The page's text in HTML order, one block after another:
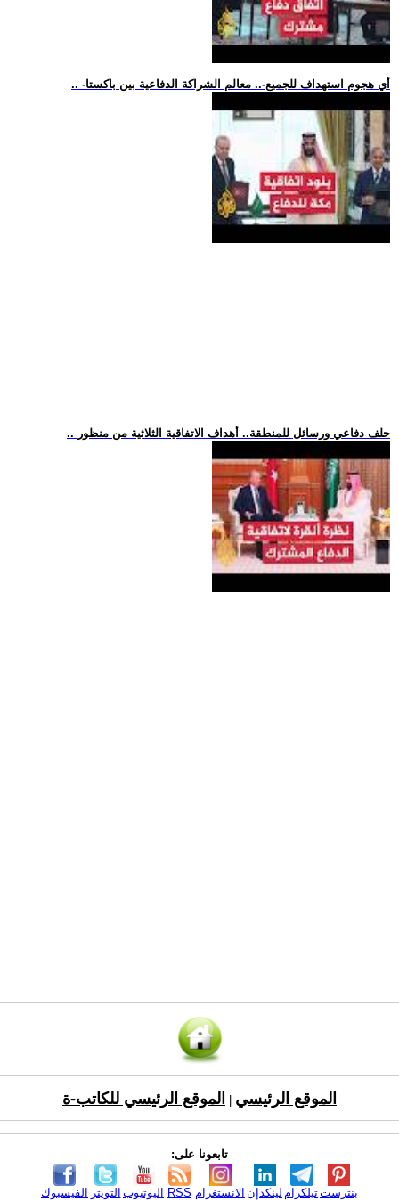
.. -أي هجوم استهداف للجميع-.. معالم الشراكة الدفاعية بين باكستا
.. حلف دفاعي ورسائل للمنطقة.. أهداف الاتفاقية الثلاثية من منظور
الموقع الرئيسي الموقع الرئيسي للكاتب-ة
تابعونا على:
الفيسبوك التويتر اليوتيوب RSS الانستغرام لينكدإن تيلكرامبنترست